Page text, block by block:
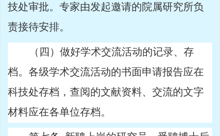
技处审批。专家由发起邀请的院属研究所负
责接待安排。
（四）做好学术交流活动的记录、存
档。各级学术交流活动的书面申请报告应在
科技处存档，查阅的文献资料、交流的文字
材料应在各单位存档。